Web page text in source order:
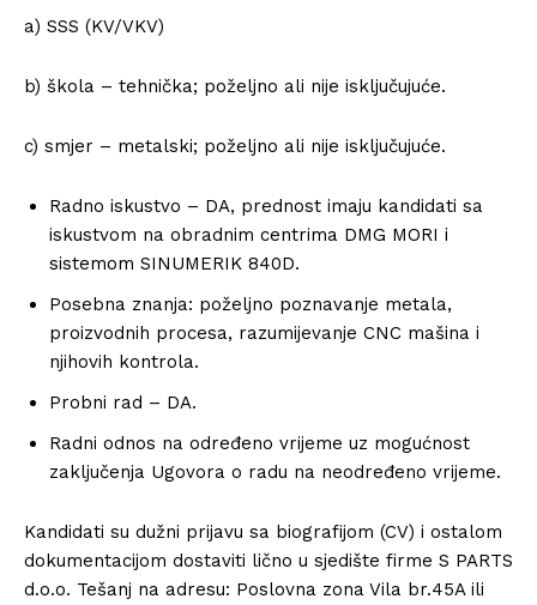
a) SSS (KV/VKV)
b) škola – tehnička; poželjno ali nije isključujuće.
c) smjer – metalski; poželjno ali nije isključujuće.
Radno iskustvo – DA, prednost imaju kandidati sa
iskustvom na obradnim centrima DMG MORI i
sistemom SINUMERIK 840D.
Posebna znanja: poželjno poznavanje metala,
proizvodnih procesa, razumijevanje CNC mašina i
njihovih kontrola.
Probni rad – DA.
Radni odnos na određeno vrijeme uz mogućnost
zaključenja Ugovora o radu na neodređeno vrijeme.
Kandidati su dužni prijavu sa biografijom (CV) i ostalom
dokumentacijom dostaviti lično u sjedište firme S PARTS
d.o.o. Tešanj na adresu: Poslovna zona Vila br.45A ili